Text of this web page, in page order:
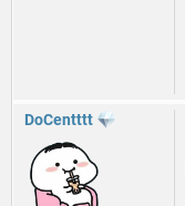
DoCentttt